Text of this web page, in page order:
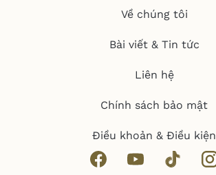
Về chúng tôi
Bài viết & Tin tức
Liên hệ
Chính sách bảo mật
Điều khoản & Điều kiện